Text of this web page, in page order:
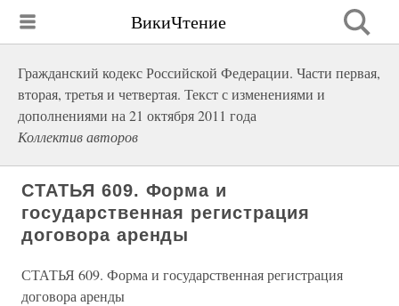
ВикиЧтение
Гражданский кодекс Российской Федерации. Части первая,
вторая, третья и четвертая. Текст с изменениями и
дополнениями на 21 октября 2011 года
Коллектив авторов
СТАТЬЯ 609. Форма и
государственная регистрация
договора аренды
СТАТЬЯ 609. Форма и государственная регистрация
договора аренды